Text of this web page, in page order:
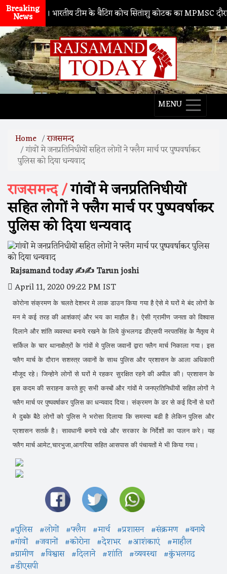
Breaking
News
नाथद्वारा। भारतीय टीम के बैटिंग कोच सितांशु कोटक का MPMSC दौरा, युवा
MENU
Home राजसमन्द
गांवों मे जनप्रतिनिधीयों सहित लोगों ने फ्लैग मार्च पर पुष्पवर्षाकर
पुलिस को दिया धन्यवाद
राजसमन्द /गांवों मे जनप्रतिनिधीयों
सहित लोगों ने फ्लैग मार्च पर पुष्पवर्षाकर
पुलिस को दिया धन्यवाद
Rajsamand today ✍️✍️ Tarun joshi
April 11, 2020 09:22 PM IST
कोरोना संक्रमण के चलते देशभर मे लाक डाउन किया गया है ऐसे मे घरों मे बंद लोगों के
मन मे कई तरह की आशंकाएं और भय का माहौल है। ऐसी ग्रामीण जनता को विश्वास
दिलाने और शांति व्यवस्था बनाये रखने के लिये कुंभलगढ डीएसपी नरपतसिंह के नैतृत्व मे
सर्किल के चार थानाक्षैत्रों के गांवों मे पुलिस जवानों द्वारा फ्लैग मार्च निकाला गया। इस
फ्लैग मार्च के दौरान सशस्त्र जवानों के साथ पुलिस और प्रशासन के आला अधिकारी
मौजूद रहे। जिन्होने लोगों से घरों मे रहकर सुरक्षित रहने की अपील की। प्रशासन के
इस कदम की सराहना करते हुए सभी कस्बों और गांवों मे जनप्रतिनिधीयों सहित लोगों ने
फ्लैग मार्च पर पुष्पवर्षाकर पुलिस का धन्यवाद दिया। संक्रमण के डर से कई दिनों से घरों
मे दुबके बैठे लोगों को पुलिस ने भरोसा दिलाया कि समस्या बडी है लेकिन पुलिस और
प्रशासन सतर्क है। सावधानी बनाये रखे और सरकार के निर्देशों का पालन करे। यह
फ्लैग मार्च आमेट,चारभुजा,आगरिया सहित आसपास की पंचायतों मे भी किया गया।
#पुलिस #लोगों #फ्लैग #मार्च #प्रशासन #संक्रमण #बनाये
#गांवों #जवानों #कोरोना #देशभर #आशंकाएं #माहौल
#ग्रामीण #विश्वास #दिलाने #शांति #व्यवस्था #कुंभलगढ
#डीएसपी